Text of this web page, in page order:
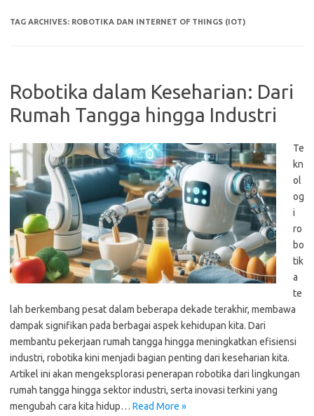
TAG ARCHIVES: ROBOTIKA DAN INTERNET OF THINGS (IOT)
Robotika dalam Keseharian: Dari
Rumah Tangga hingga Industri
Te
kn
ol
og
i
ro
bo
tik
a
te
lah berkembang pesat dalam beberapa dekade terakhir, membawa
dampak signifikan pada berbagai aspek kehidupan kita. Dari
membantu pekerjaan rumah tangga hingga meningkatkan efisiensi
industri, robotika kini menjadi bagian penting dari keseharian kita.
Artikel ini akan mengeksplorasi penerapan robotika dari lingkungan
rumah tangga hingga sektor industri, serta inovasi terkini yang
mengubah cara kita hidup… Read More »